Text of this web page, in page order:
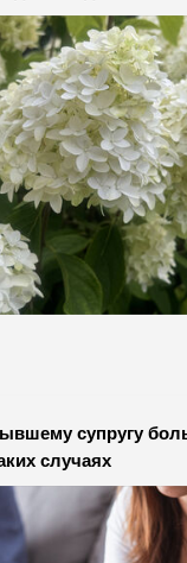
супругу
случаях